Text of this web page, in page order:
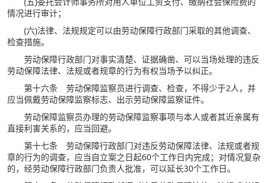
情况进行审计；
(六)法律、法规规定可以由劳动保障行政部门采取的其他调查、
检查措施。
劳动保障行政部门对事实清楚、证据确凿、可以当场处理的违反
劳动保障法律、法规或者规章的行为有权当场予以纠正。
第十六条 劳动保障监察员进行调查、检查，不得少于2人，并
应当佩戴劳动保障监察标志、出示劳动保障监察证件。
劳动保障监察员办理的劳动保障监察事项与本人或者其近亲属有
直接利害关系的，应当回避。
第十七条 劳动保障行政部门对违反劳动保障法律、法规或者规
章的行为的调查，应当自立案之日起60个工作日内完成；对情况复杂
的，经劳动保障行政部门负责人批准，可以延长30个工作日。